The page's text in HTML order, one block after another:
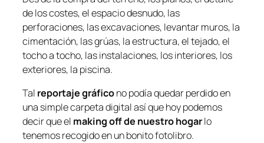
de los costes, el espacio desnudo, las
perforaciones, las excavaciones, levantar muros, la
cimentación, las grúas, la estructura, el tejado, el
tocho a tocho, las instalaciones, los interiores, los
exteriores, la piscina.
Tal reportaje gráficono podía quedar perdido en
una simple carpeta digital así que hoy podemos
decir que el making offde nuestro hogarlo
tenemos recogido en un bonito fotolibro.